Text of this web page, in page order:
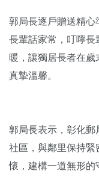
郭局長逐戶贈送精心
長輩話家常，叮嚀長
暖，讓獨居長者在
真摯溫馨。
郭局長表示，彰化郵
社區，與鄰里保持緊
懷，建構一道無形的